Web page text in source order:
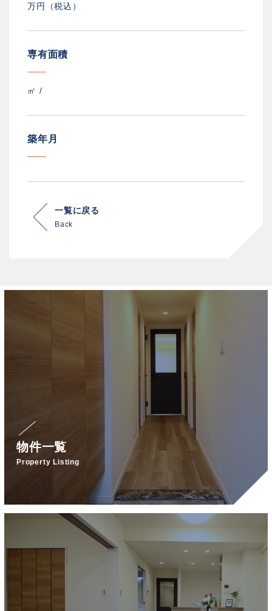
万円（税込）
専有面積
㎡ /
築年月
一覧に戻る
Back
物件一覧
Property Listing